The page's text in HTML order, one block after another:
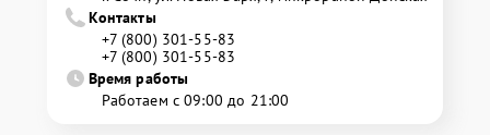
Контакты
+7 (800) 301-55-83
+7 (800) 301-55-83
Время работы
Работаем с 09:00 до 21:00